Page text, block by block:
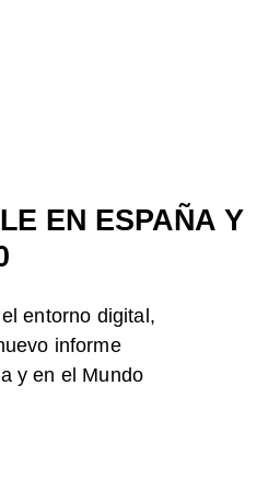
EN ESPAÑA Y
entorno digital,
informe
y en el Mundo